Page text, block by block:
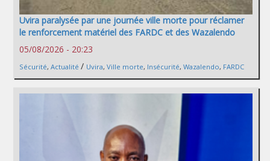
Uvira paralysée par une journée ville morte pour réclamer
le renforcement matériel des FARDC et des Wazalendo
05/08/2026 - 20:23
Sécurité, Actualité / Uvira, Ville morte, Insécurité, Wazalendo, FARDC